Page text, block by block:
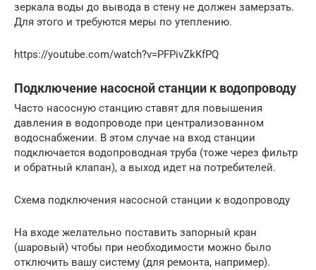
зеркала воды до вывода в стену не должен замерзать.
Для этого и требуются меры по утеплению.
https://youtube.com/watch?v=PFPivZkKfPQ
Подключение насосной станции к водопроводу
Часто насосную станцию ставят для повышения
давления в водопроводе при централизованном
водоснабжении. В этом случае на вход станции
подключается водопроводная труба (тоже через фильтр
и обратный клапан), а выход идет на потребителей.
Схема подключения насосной станции к водопроводу
На входе желательно поставить запорный кран
(шаровый) чтобы при необходимости можно было
отключить вашу систему (для ремонта, например).